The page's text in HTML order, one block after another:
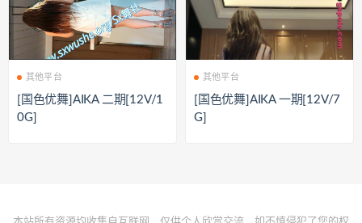
其他平台
[国色优舞]AIKA 二期[12V/1
0G]
其他平台
[国色优舞]AIKA 一期[12V/7
G]